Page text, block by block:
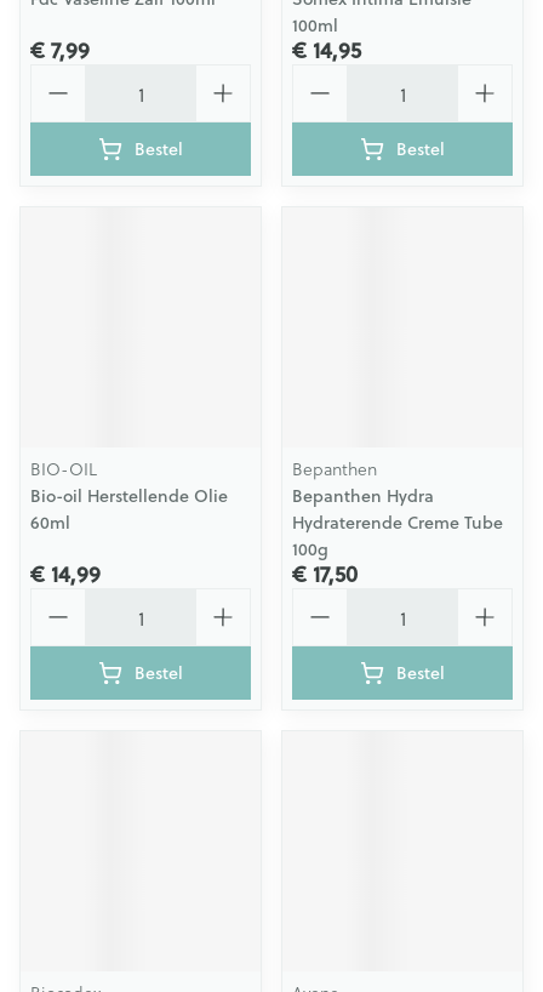
€ 7,99
Bestel
100ml
€ 14,95
Bestel
BIO-OIL
Bio-oil Herstellende Olie
60ml
€ 14,99
Bestel
Bepanthen
Bepanthen Hydra
Hydraterende Creme Tube
100g
€ 17,50
Bestel